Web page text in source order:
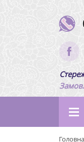
Головна